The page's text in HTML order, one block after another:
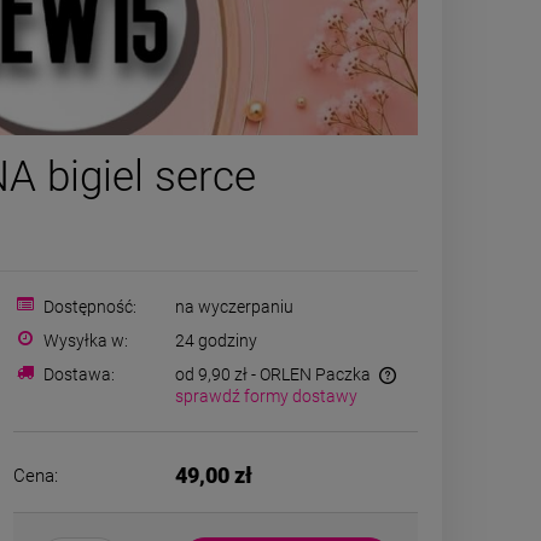
Bransoletka na stopę
STAL CHIRURGICZNA
dostępności
bigiel serce
Dostępność:
na wyczerpaniu
Wysyłka w:
24 godziny
Dostawa:
od 9,90 zł- ORLEN Paczka
sprawdź formy dostawy
Cena: 49,00 zł